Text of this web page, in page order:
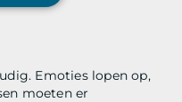
Emoties lopen op,
moeten er